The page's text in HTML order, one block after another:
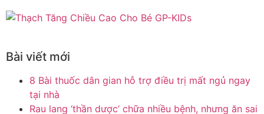
Bài viết mới
8 Bài thuốc dân gian hỗ trợ điều trị mất ngủ ngay
tại nhà
Rau lang ‘thần dược’ chữa nhiều bệnh, nhưng ăn sai